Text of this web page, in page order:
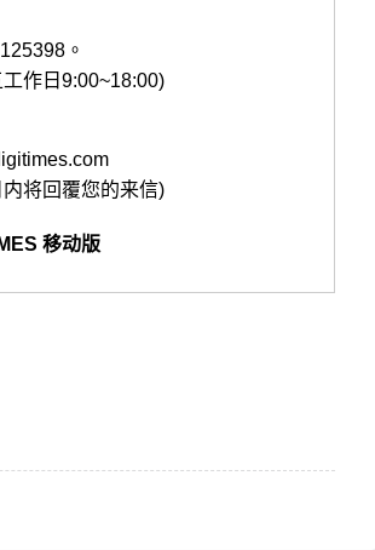
。
作日9:00~18:00)
将回覆您的来信)
移动版